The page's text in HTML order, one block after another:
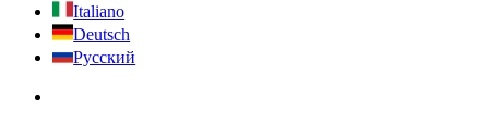
Italiano
Deutsch
Русский